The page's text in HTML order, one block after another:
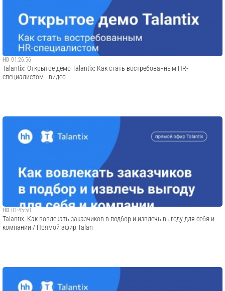
HD 01:26:56
Talantix: Открытое демо Talantix: Как стать востребованным HR-
специалистом - видео
HD 01:45:50
Talantix: Как вовлекать заказчиков в подбор и извлечь выгоду для себя и
компании / Прямой эфир Talan